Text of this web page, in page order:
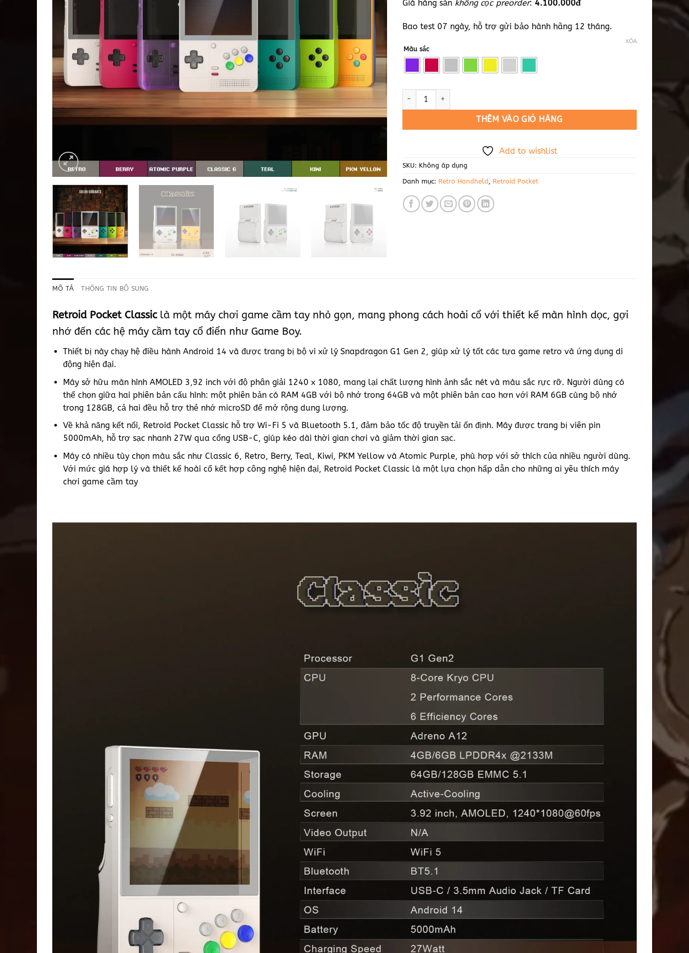
Giá hàng sẵn không cọc preorder: 4.100.000đ
Bao test 07 ngày, hỗ trợ gửi bảo hành hãng 12 tháng.
Màu sắc
XÓA
Retroid Pocket Classic số lượng
THÊM VÀO GIỎ HÀNG
Add to wishlist
SKU: Không áp dụng
Danh mục: Retro Handheld Retroid Pocket
MÔ TẢ THÔNG TIN BỔ SUNG
Retroid Pocket Classiclà một máy chơi game cầm tay nhỏ gọn, mang phong cách hoài cổ với thiết kế màn hình dọc, gợi
nhớ đến các hệ máy cầm tay cổ điển như Game Boy.
Thiết bị này chạy hệ điều hành Android 14 và được trang bị bộ vi xử lý Snapdragon G1 Gen 2, giúp xử lý tốt các tựa game retro và ứng dụng di
động hiện đại.
Máy sở hữu màn hình AMOLED 3,92 inch với độ phân giải 1240 x 1080, mang lại chất lượng hình ảnh sắc nét và màu sắc rực rỡ. Người dùng có
thể chọn giữa hai phiên bản cấu hình: một phiên bản có RAM 4GB với bộ nhớ trong 64GB và một phiên bản cao hơn với RAM 6GB cùng bộ nhớ
trong 128GB, cả hai đều hỗ trợ thẻ nhớ microSD để mở rộng dung lượng.
Về khả năng kết nối, Retroid Pocket Classic hỗ trợ Wi-Fi 5 và Bluetooth 5.1, đảm bảo tốc độ truyền tải ổn định. Máy được trang bị viên pin
5000mAh, hỗ trợ sạc nhanh 27W qua cổng USB-C, giúp kéo dài thời gian chơi và giảm thời gian sạc.
Máy có nhiều tùy chọn màu sắc như Classic 6, Retro, Berry, Teal, Kiwi, PKM Yellow và Atomic Purple, phù hợp với sở thích của nhiều người dùng.
Với mức giá hợp lý và thiết kế hoài cổ kết hợp công nghệ hiện đại, Retroid Pocket Classic là một lựa chọn hấp dẫn cho những ai yêu thích máy
chơi game cầm tay